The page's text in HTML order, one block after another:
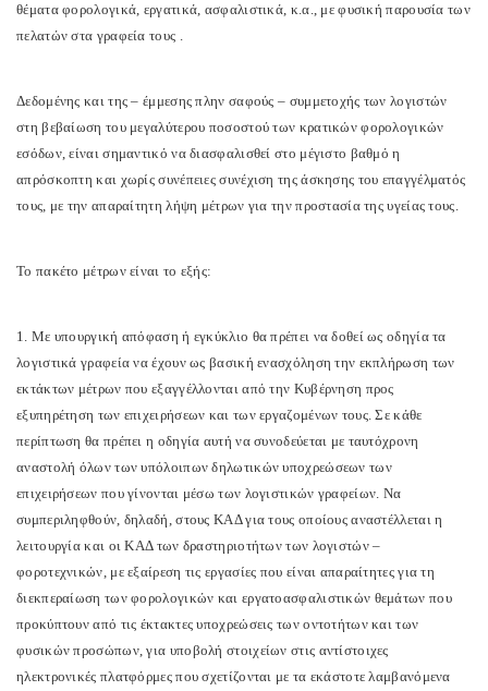
θέματα φορολογικά, εργατικά, ασφαλιστικά, κ.α., με φυσική παρουσία των
πελατών στα γραφεία τους .
Δεδομένης και της – έμμεσης πλην σαφούς – συμμετοχής των λογιστών
στη βεβαίωση του μεγαλύτερου ποσοστού των κρατικών φορολογικών
εσόδων, είναι σημαντικό να διασφαλισθεί στο μέγιστο βαθμό η
απρόσκοπτη και χωρίς συνέπειες συνέχιση της άσκησης του επαγγέλματός
τους, με την απαραίτητη λήψη μέτρων για την προστασία της υγείας τους.
Το πακέτο μέτρων είναι το εξής:
1. Με υπουργική απόφαση ή εγκύκλιο θα πρέπει να δοθεί ως οδηγία τα
λογιστικά γραφεία να έχουν ως βασική ενασχόληση την εκπλήρωση των
εκτάκτων μέτρων που εξαγγέλλονται από την Κυβέρνηση προς
εξυπηρέτηση των επιχειρήσεων και των εργαζομένων τους. Σε κάθε
περίπτωση θα πρέπει η οδηγία αυτή να συνοδεύεται με ταυτόχρονη
αναστολή όλων των υπόλοιπων δηλωτικών υποχρεώσεων των
επιχειρήσεων που γίνονται μέσω των λογιστικών γραφείων. Να
συμπεριληφθούν, δηλαδή, στους ΚΑΔ για τους οποίους αναστέλλεται η
λειτουργία και οι ΚΑΔ των δραστηριοτήτων των λογιστών –
φοροτεχνικών, με εξαίρεση τις εργασίες που είναι απαραίτητες για τη
διεκπεραίωση των φορολογικών και εργατοασφαλιστικών θεμάτων που
προκύπτουν από τις έκτακτες υποχρεώσεις των οντοτήτων και των
φυσικών προσώπων, για υποβολή στοιχείων στις αντίστοιχες
ηλεκτρονικές πλατφόρμες που σχετίζονται με τα εκάστοτε λαμβανόμενα